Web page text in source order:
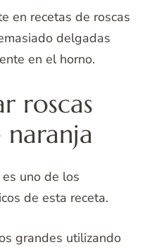
en recetas de roscas
delgadas
en el horno.
roscas
uno de los
de esta receta.
grandes utilizando